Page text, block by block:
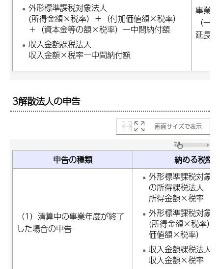
外形標準課税対象法人
(所得金額×税率）＋（付加価値額×税率）
＋（資本金等の額×税率）ー中間納付額
収入金額課税法人
収入金額×税率ー中間納付額
事業
（一
延長
3解散法人の申告
画面サイズで表示
申告の種類 納める税額
（1）清算中の事業年度が終了
した場合の申告
外形標準課税対象
の所得課税法人
所得金額×税率
外形標準課税対象
(所得金額×税率）
価値額×税率）
収入金額課税法人
収入金額×税率